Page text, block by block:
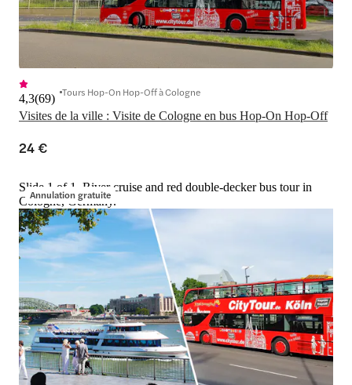
Visites de la ville : Visite de Cologne en bus Hop-On Hop-Off
4,3(69) Tours Hop-On Hop-Off à Cologne
24 €
Annulation gratuite
Slide 1 of 1, River cruise and red double-decker bus tour in
Cologne, Germany.